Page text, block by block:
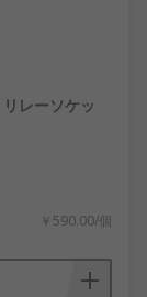
レーソケッ
￥590.00/個